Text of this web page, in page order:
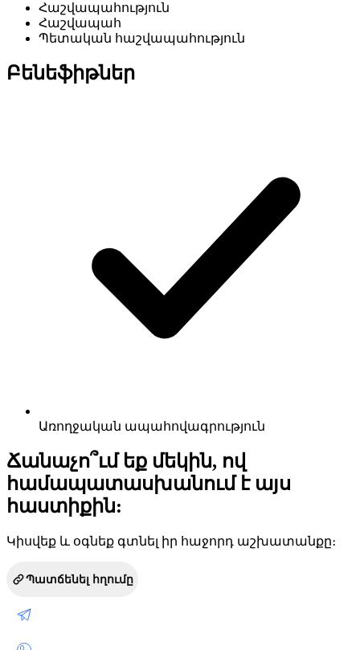
Հաշվապահություն
Հաշվապահ
Պետական հաշվապահություն
Բենեֆիթներ
Առողջական ապահովագրություն
Ճանաչո՞ւմ եք մեկին, ով
համապատասխանում է այս
հաստիքին:
Կիսվեք և օգնեք գտնել իր հաջորդ աշխատանքը։
Պատճենել հղումը